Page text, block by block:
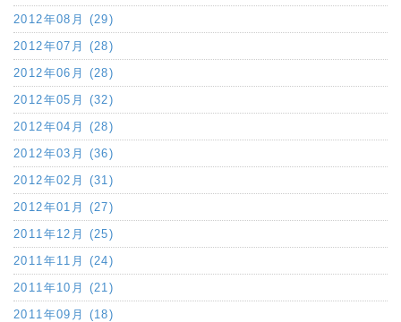
2012年08月 (29)
2012年07月 (28)
2012年06月 (28)
2012年05月 (32)
2012年04月 (28)
2012年03月 (36)
2012年02月 (31)
2012年01月 (27)
2011年12月 (25)
2011年11月 (24)
2011年10月 (21)
2011年09月 (18)